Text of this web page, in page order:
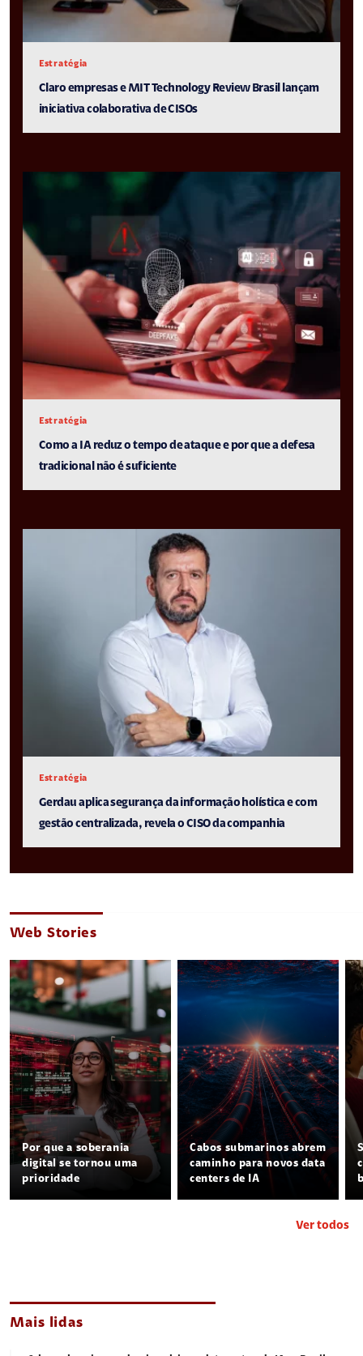
Estratégia
Claro empresas e MIT Technology Review Brasil lançam
iniciativa colaborativa de CISOs
Estratégia
Como a IA reduz o tempo de ataque e por que a defesa
tradicional não é suficiente
Estratégia
Gerdau aplica segurança da informação holística e com
gestão centralizada, revela o CISO da companhia
Web Stories
Por que a soberania
digital se tornou uma
prioridade
Cabos submarinos abrem
caminho para novos data
centers de IA
Ver todos
Mais lidas